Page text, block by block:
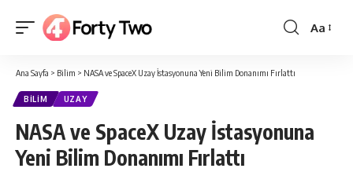
Yazı
Aa
Ana Sayfa > Bilim > NASA ve SpaceX Uzay İstasyonuna Yeni Bilim Donanımı Fırlattı
BILIM UZAY
NASA ve SpaceX Uzay İstasyonuna
Yeni Bilim Donanımı Fırlattı